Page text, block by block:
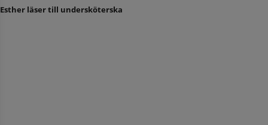
Esther läser till undersköterska